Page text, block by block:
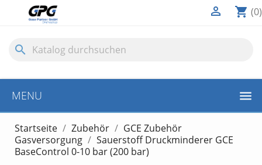
shopping_cart (0)

search
MENU
Startseite Zubehör
GCE Zubehör
Gasversorgung
Sauerstoff Druckminderer GCE
BaseControl 0-10 bar (200 bar)